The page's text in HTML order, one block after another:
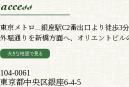
東京メトロ...銀座駅C2番出口より徒歩3分
外堀通りを新橋方面へ、オリエントビル
104-0061
東京都中央区銀座6-4-5